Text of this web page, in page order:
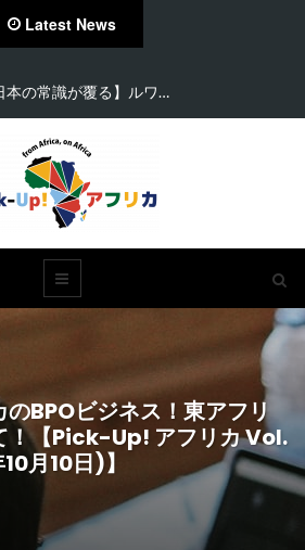
Latest News
本の常識が覆る】ルワ…
のBPOビジネス！東アフリ
！【Pick-Up! アフリカ Vol.
月10日)】